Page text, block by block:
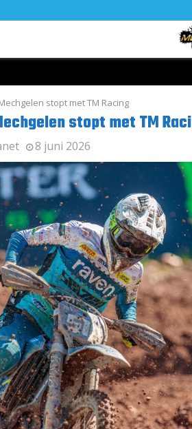
stopt met TM Racing
stopt met TM
8 juni 2026